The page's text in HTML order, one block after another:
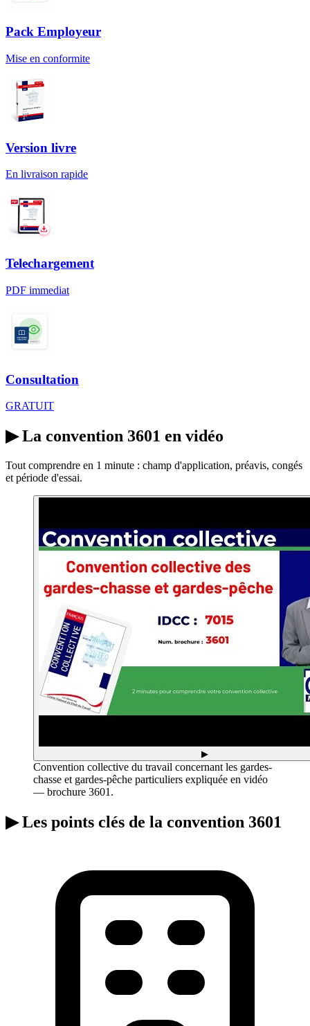
Pack Employeur
Mise en conformite
Version livre
En livraison rapide
Telechargement
PDF immediat
Consultation
GRATUIT
▶La convention 3601 en vidéo
Tout comprendre en 1 minute : champ d'application, préavis, congés
et période d'essai.
▶
Convention collective du travail concernant les gardes-
chasse et gardes-pêche particuliers expliquée en vidéo
— brochure 3601.
▶Les points clés de la convention 3601